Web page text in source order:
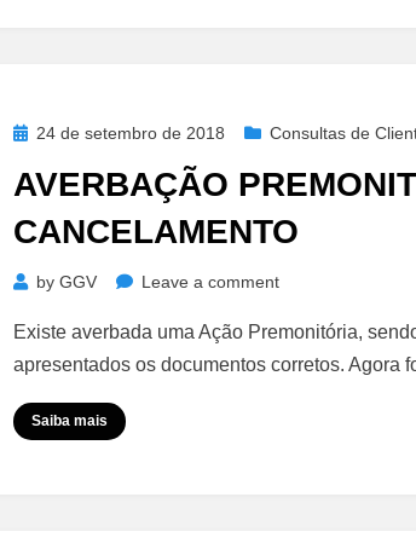
Posted24 de setembro de 2018 Consultas de
AVERBAÇÃO
CANCELAMENTO
by GGV Leave a commenton
Premonitória
–
Existe averbada uma Ação Premonitória,
apresentados os documentos corretos.
Saiba mais